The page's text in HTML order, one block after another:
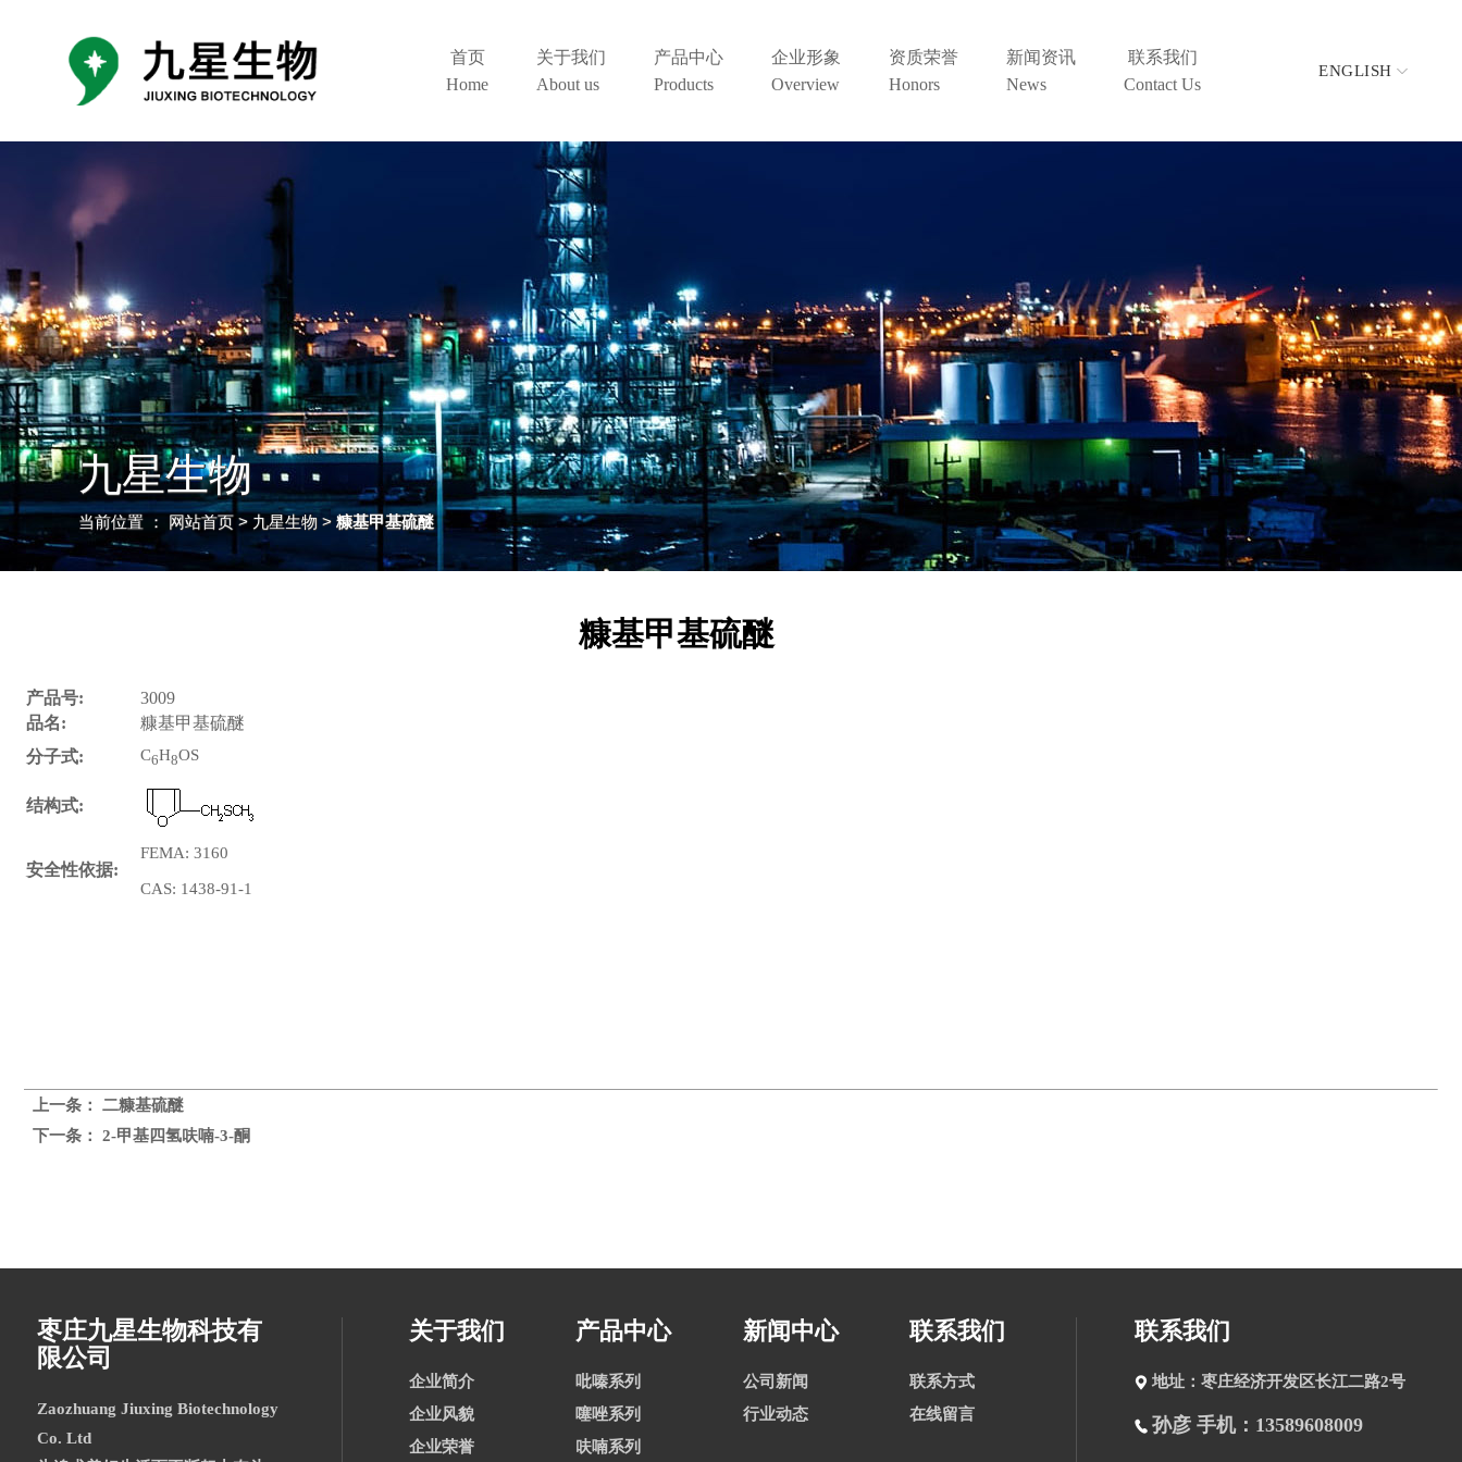
首页
Home
关于我们
About us
产品中心
Products
企业形象
Overview
资质荣誉
Honors
新闻资讯
News
联系我们
Contact Us
ENGLISH
九星生物
当前位置 ： 网站首页 > 九星生物 > 糠基甲基硫醚
糠基甲基硫醚
产品号:
3009
品名:
糠基甲基硫醚
分子式:
C6H8OS
结构式:
安全性依据:
FEMA: 3160
CAS: 1438-91-1
上一条： 二糠基硫醚
下一条：
2-甲基四氢呋喃-3-酮
枣庄九星生物科技有
限公司
Zaozhuang Jiuxing Biotechnology
Co. Ltd
关于我们
企业简介
企业风貌
企业荣誉
产品中心
吡嗪系列
噻唑系列
呋喃系列
新闻中心
公司新闻
行业动态
联系我们
联系方式
在线留言
联系我们
地址：枣庄经济开发区长江二路2号
孙彦 手机：13589608009